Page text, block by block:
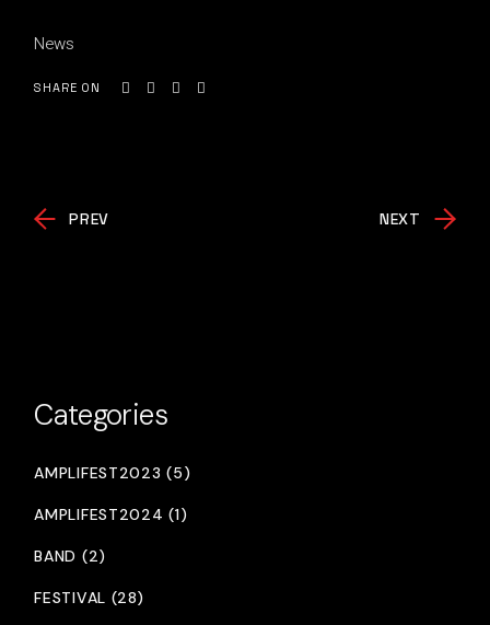
News
SHARE ON
PREV NEXT
Categories
AMPLIFEST2023 (5)
AMPLIFEST2024 (1)
BAND (2)
FESTIVAL (28)